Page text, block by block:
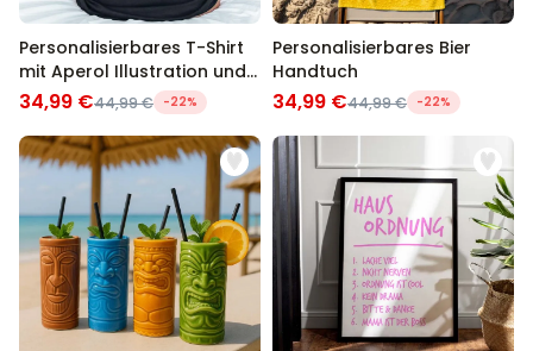
Personalisierbares T-Shirt
mit Aperol Illustration und
Text
34,99 €44,99 € -22%
Personalisierbares Bier
Handtuch
34,99 €44,99 € -22%